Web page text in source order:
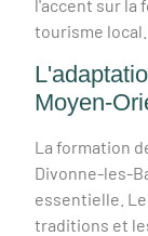
l'accent sur la
tourisme local.
Moyen-
La formation
Divonne-les-
essentielle.
traditions et